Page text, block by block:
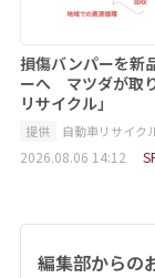
損傷バンパーを新
ーへ マツダが取
リサイクル」
提供 自動車リサイク
2026.08.06 14:12
編集部からの